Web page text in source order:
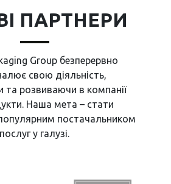
ПАРТНЕРИ
Group безперервно
свою діяльність,
та розвиваючи в компанії
Наша мета – стати
постачальником
послуг у галузі.